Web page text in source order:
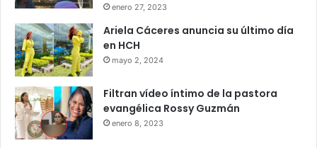
enero 27, 2023
Ariela Cáceres anuncia su último día
en HCH
mayo 2, 2024
Filtran vídeo íntimo de la pastora
evangélica Rossy Guzmán
enero 8, 2023